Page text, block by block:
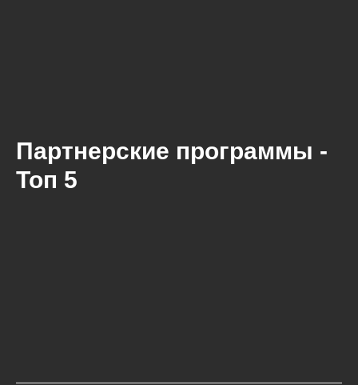
Партнерские программы -
Топ 5